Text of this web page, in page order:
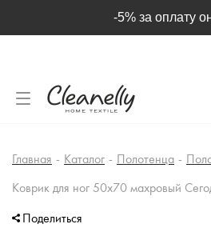
!Заказы, сделанные
подтверждаются и
Главная - Каталог - Полотенца -
Коврик для ног 50х70 махровый
Поделиться